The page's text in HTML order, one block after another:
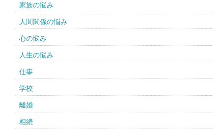
家族の悩み
人間関係の悩み
心の悩み
人生の悩み
仕事
学校
離婚
相続